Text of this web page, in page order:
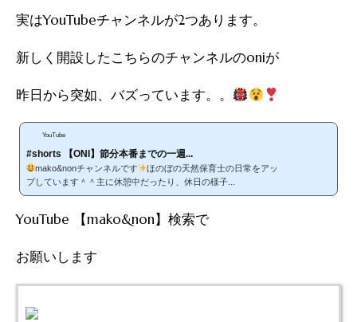
実はYouTubeチャンネルが2つあります。
新しく開設したこちらのチャンネルのoniが
昨日から突如、バズっています。。
YouTube
#shorts 【ONI】節分本番までの一週...
mako&nonチャンネルです
ほのぼの天然保育士の日常をアッ
プしています＾＾主に休憩中だったり、休日の様子...
YouTube 【mako&non】検索で
お願いします